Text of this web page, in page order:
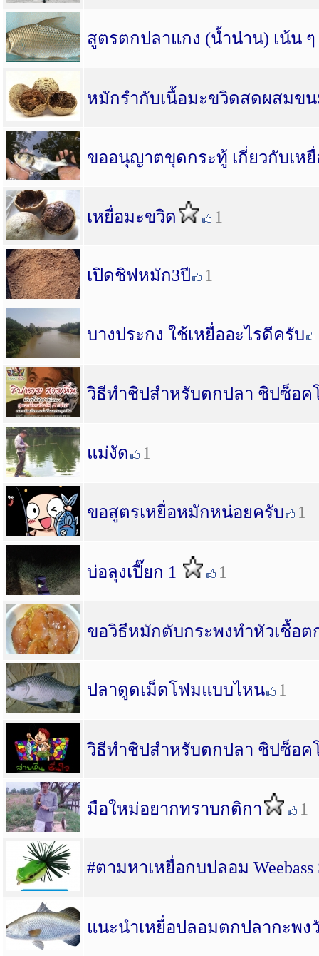
สูตรตกปลาแกง (น้ำน่าน) เน้น
หมักรำกับเนื้อมะขวิดสดผสมข
ขออนุญาตขุดกระทู้ เกี่ยวกับเห
เหยื่อมะขวิด 1
เปิดชิฟหมัก3ปี 1
บางประกง ใช้เหยื่ออะไรดีครับ
วิธีทำชิปสำหรับตกปลา ชิปซ็อค
แม่งัด 1
ขอสูตรเหยื่อหมักหน่อยครับ 1
บ่อลุงเปี๊ยก 1 1
ขอวิธีหมักตับกระพงทำหัวเชื้อต
ปลาดูดเม็ดโฟมแบบไหน 1
วิธีทำชิปสำหรับตกปลา ชิปซ็อค
มือใหม่อยากทราบกติกา 1
#ตามหาเหยื่อกบปลอม Weebass
แนะนำเหยื่อปลอมตกปลากะพง